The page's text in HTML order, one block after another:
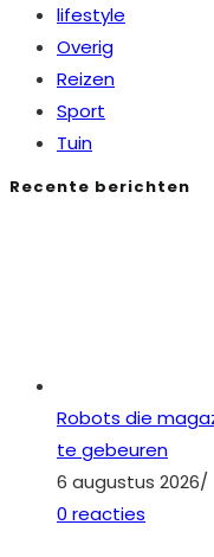
lifestyle
Overig
Reizen
Sport
Tuin
Recente berichten
Robots die
te gebeuren
6 augustus 2026/
0 reacties